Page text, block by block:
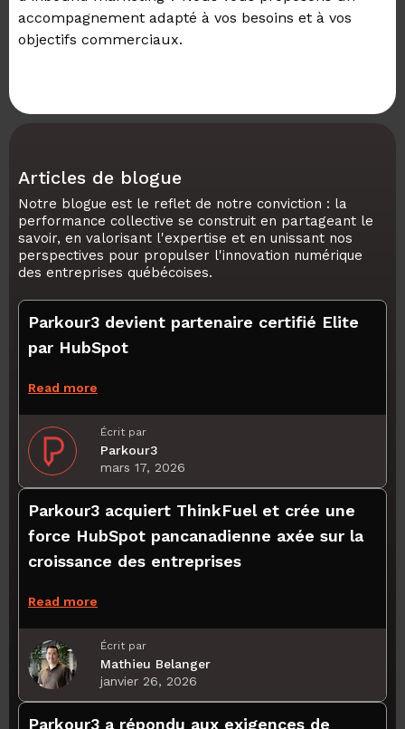
accompagnement adapté à vos besoins et à vos
objectifs commerciaux.
Articles de blogue
Notre blogue est le reflet de notre conviction : la
performance collective se construit en partageant le
savoir, en valorisant l'expertise et en unissant nos
perspectives pour propulser l'innovation numérique
des entreprises québécoises.
Parkour3 devient partenaire certifié Elite
par HubSpot
Read more
Écrit par
Parkour3
mars 17, 2026
Parkour3 acquiert ThinkFuel et crée une
force HubSpot pancanadienne axée sur la
croissance des entreprises
Read more
Écrit par
Mathieu Belanger
janvier 26, 2026
Parkour3 a répondu aux exigences de